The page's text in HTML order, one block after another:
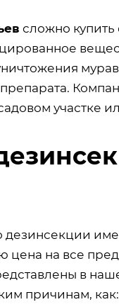
сложно купить
участке
дезинсекции
цена на все
в
причинам, как: